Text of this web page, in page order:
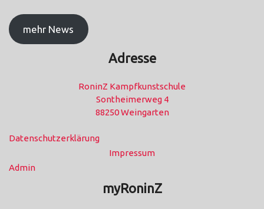
mehr News
Adresse
RoninZ Kampfkunstschule
Sontheimerweg 4
88250 Weingarten
Datenschutzerklärung
Impressum
Admin
myRoninZ